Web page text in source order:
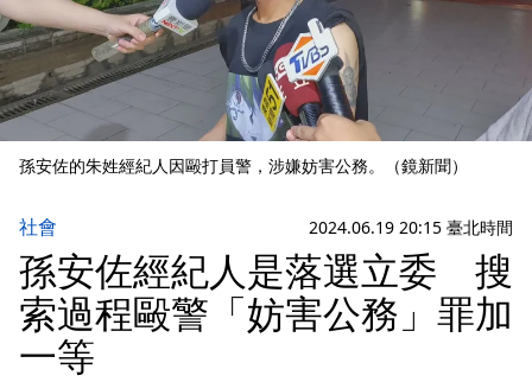
孫安佐的朱姓經紀人因毆打員警，涉嫌妨害公務。（鏡新聞）
社會 2024.06.19 20:15 臺北時間
孫安佐經紀人是落選立委 搜
索過程毆警「妨害公務」罪加
一等